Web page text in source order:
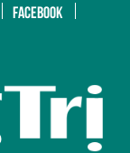
FACEBOOK